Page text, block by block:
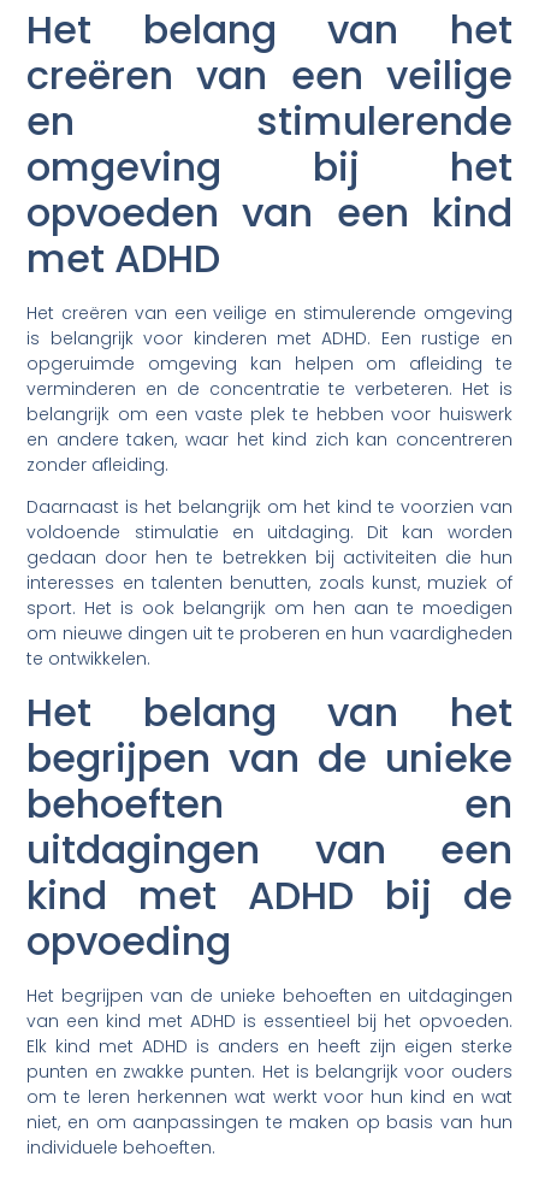
Het belang van het
creëren van een veilige
en stimulerende
omgeving bij het
opvoeden van een kind
met ADHD
Het creëren van een veilige en stimulerende omgeving
is belangrijk voor kinderen met ADHD. Een rustige en
opgeruimde omgeving kan helpen om afleiding te
verminderen en de concentratie te verbeteren. Het is
belangrijk om een vaste plek te hebben voor huiswerk
en andere taken, waar het kind zich kan concentreren
zonder afleiding.
Daarnaast is het belangrijk om het kind te voorzien van
voldoende stimulatie en uitdaging. Dit kan worden
gedaan door hen te betrekken bij activiteiten die hun
interesses en talenten benutten, zoals kunst, muziek of
sport. Het is ook belangrijk om hen aan te moedigen
om nieuwe dingen uit te proberen en hun vaardigheden
te ontwikkelen.
Het belang van het
begrijpen van de unieke
behoeften en
uitdagingen van een
kind met ADHD bij de
opvoeding
Het begrijpen van de unieke behoeften en uitdagingen
van een kind met ADHD is essentieel bij het opvoeden.
Elk kind met ADHD is anders en heeft zijn eigen sterke
punten en zwakke punten. Het is belangrijk voor ouders
om te leren herkennen wat werkt voor hun kind en wat
niet, en om aanpassingen te maken op basis van hun
individuele behoeften.